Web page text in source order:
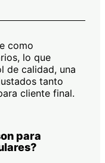
como
lo que
de calidad, una
tanto
cliente final.
para